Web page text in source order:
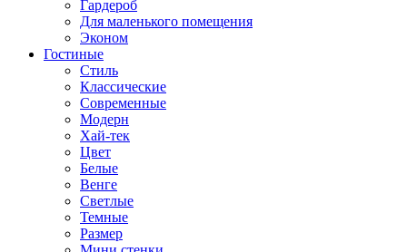
Гардероб
Для маленького помещения
Эконом
Гостиные
Стиль
Классические
Современные
Модерн
Хай-тек
Цвет
Белые
Венге
Светлые
Темные
Размер